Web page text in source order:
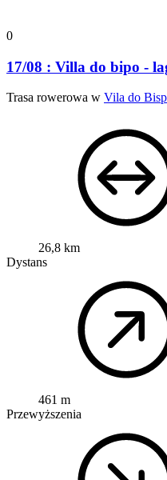
0
17/08 : Villa do bipo -
Trasa rowerowa w Vila do
26,8 km
Dystans
461 m
Przewyższenia